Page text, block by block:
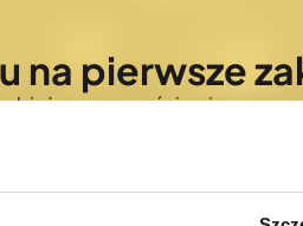
na pierwsze
bieżąco z nowościami oraz